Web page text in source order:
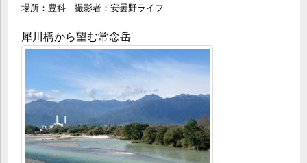
場所：豊科 撮影者：安曇野ライフ
犀川橋から望む常念岳